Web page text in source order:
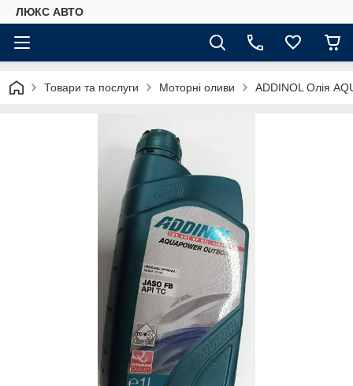
ЛЮКС АВТО
Товари та послуги Моторні оливи ADDINOL Олія